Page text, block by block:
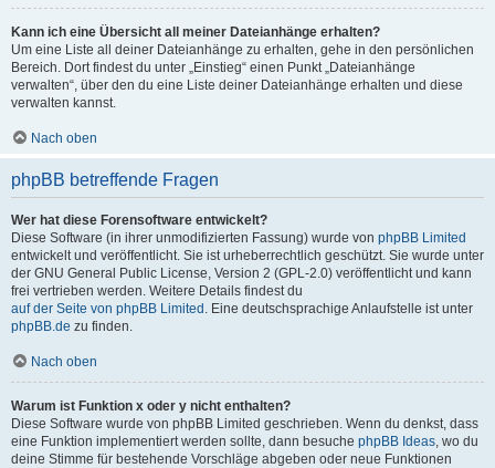
Kann ich eine Übersicht all meiner Dateianhänge erhalten?
Um eine Liste all deiner Dateianhänge zu erhalten, gehe in den persönlichen
Bereich. Dort findest du unter „Einstieg“ einen Punkt „Dateianhänge
verwalten“, über den du eine Liste deiner Dateianhänge erhalten und diese
verwalten kannst.
Nach oben
phpBB betreffende Fragen
Wer hat diese Forensoftware entwickelt?
Diese Software (in ihrer unmodifizierten Fassung) wurde von phpBB Limited
entwickelt und veröffentlicht. Sie ist urheberrechtlich geschützt. Sie wurde unter
der GNU General Public License, Version 2 (GPL-2.0) veröffentlicht und kann
frei vertrieben werden. Weitere Details findest du
auf der Seite von phpBB Limited . Eine deutschsprachige Anlaufstelle ist unter
phpBB.de zu finden.
Nach oben
Warum ist Funktion x oder y nicht enthalten?
Diese Software wurde von phpBB Limited geschrieben. Wenn du denkst, dass
eine Funktion implementiert werden sollte, dann besuche phpBB Ideas, wo du
deine Stimme für bestehende Vorschläge abgeben oder neue Funktionen